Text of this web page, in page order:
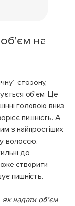
на
сторону,
об’єм. Це
головою вниз
пишність. А
з найпростіших
волоссю.
до
створити
пишність.
надати об’єм